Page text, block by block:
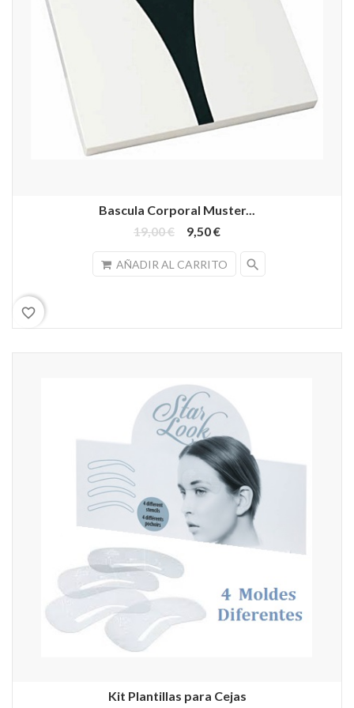
Bascula Corporal Muster...
19,00 €
9,50 €
AÑADIR AL CARRITO search
favorite_border
Kit Plantillas para Cejas